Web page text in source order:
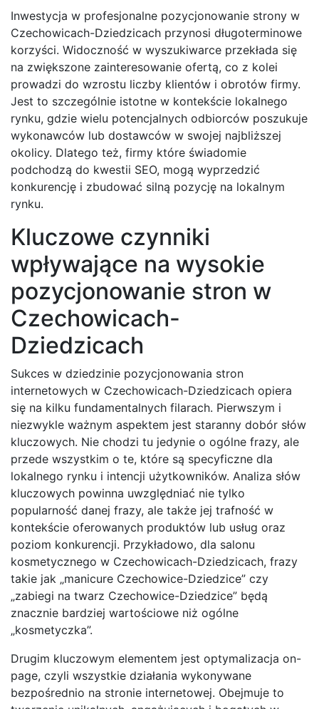
Inwestycja w profesjonalne pozycjonowanie strony w
Czechowicach-Dziedzicach przynosi długoterminowe
korzyści. Widoczność w wyszukiwarce przekłada się
na zwiększone zainteresowanie ofertą, co z kolei
prowadzi do wzrostu liczby klientów i obrotów firmy.
Jest to szczególnie istotne w kontekście lokalnego
rynku, gdzie wielu potencjalnych odbiorców poszukuje
wykonawców lub dostawców w swojej najbliższej
okolicy. Dlatego też, firmy które świadomie
podchodzą do kwestii SEO, mogą wyprzedzić
konkurencję i zbudować silną pozycję na lokalnym
rynku.
Kluczowe czynniki
wpływające na wysokie
pozycjonowanie stron w
Czechowicach-
Dziedzicach
Sukces w dziedzinie pozycjonowania stron
internetowych w Czechowicach-Dziedzicach opiera
się na kilku fundamentalnych filarach. Pierwszym i
niezwykle ważnym aspektem jest staranny dobór słów
kluczowych. Nie chodzi tu jedynie o ogólne frazy, ale
przede wszystkim o te, które są specyficzne dla
lokalnego rynku i intencji użytkowników. Analiza słów
kluczowych powinna uwzględniać nie tylko
popularność danej frazy, ale także jej trafność w
kontekście oferowanych produktów lub usług oraz
poziom konkurencji. Przykładowo, dla salonu
kosmetycznego w Czechowicach-Dziedzicach, frazy
takie jak „manicure Czechowice-Dziedzice” czy
„zabiegi na twarz Czechowice-Dziedzice” będą
znacznie bardziej wartościowe niż ogólne
„kosmetyczka”.
Drugim kluczowym elementem jest optymalizacja on-
page, czyli wszystkie działania wykonywane
bezpośrednio na stronie internetowej. Obejmuje to